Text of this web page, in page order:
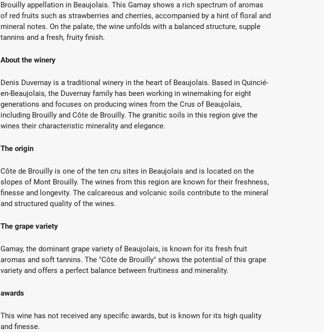
Brouilly appellation in Beaujolais. This Gamay shows a rich spectrum of aromas
of red fruits such as strawberries and cherries, accompanied by a hint of floral and
mineral notes. On the palate, the wine unfolds with a balanced structure, supple
tannins and a fresh, fruity finish.
About the winery
Denis Duvernay is a traditional winery in the heart of Beaujolais. Based in Quincié-
en-Beaujolais, the Duvernay family has been working in winemaking for eight
generations and focuses on producing wines from the Crus of Beaujolais,
including Brouilly and Côte de Brouilly. The granitic soils in this region give the
wines their characteristic minerality and elegance.
The origin
Côte de Brouilly is one of the ten cru sites in Beaujolais and is located on the
slopes of Mont Brouilly. The wines from this region are known for their freshness,
finesse and longevity. The calcareous and volcanic soils contribute to the mineral
and structured quality of the wines.
The grape variety
Gamay, the dominant grape variety of Beaujolais, is known for its fresh fruit
aromas and soft tannins. The "Côte de Brouilly" shows the potential of this grape
variety and offers a perfect balance between fruitiness and minerality.
awards
This wine has not received any specific awards, but is known for its high quality
and finesse.